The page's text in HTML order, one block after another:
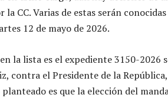
la CC. Varias de estas serán
12 de mayo de 2026.
la lista es el expediente 3150-2026
contra el Presidente de la
es que la elección del